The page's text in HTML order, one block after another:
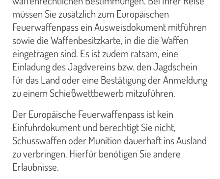
müssen Sie zusätzlich zum Europäischen
Feuerwaffenpass ein Ausweisdokument mitführen
sowie die Waffenbesitzkarte, in die die Waffen
eingetragen sind. Es ist zudem ratsam, eine
Einladung des Jagdvereins bzw. den Jagdschein
für das Land oder eine Bestätigung der Anmeldung
zu einem Schießwettbewerb mitzuführen.
Der Europäische Feuerwaffenpass ist kein
Einfuhrdokument und berechtigt Sie nicht,
Schusswaffen oder Munition dauerhaft ins Ausland
zu verbringen. Hierfür benötigen Sie andere
Erlaubnisse.